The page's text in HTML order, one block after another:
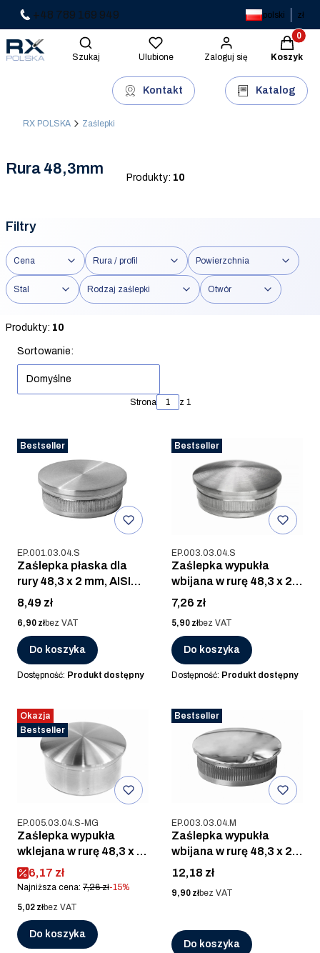
+48 789 169 949 polski zł
Otwórz wyszukiwarkę
Szukaj Ulubione Zaloguj się Koszyk
Kontakt Katalog
RX POLSKA Zaślepki
Rura 48,3mm
Produkty: 10
Filtry
Cena Rura / profil Powierzchnia
Stal Rodzaj zaślepki Otwór
Koniec filtrów
Produkty: 10
Lista produktów
Sortowanie:
Domyślne
Strona z 1
Bestseller
Kod produktu
EP.001.03.04.S
Zaślepka płaska dla
rury 48,3 x 2 mm, AISI
304, SZLIF
Cena
8,49 zł
Cena
6,90 złbez VAT
Do koszyka
Dostępność: Produkt dostępny
Bestseller
Kod produktu
EP.003.03.04.S
Zaślepka wypukła
wbijana w rurę 48,3 x 2.0
mm, AISI 304, SZLIF
Cena
7,26 zł
Cena
5,90 złbez VAT
Do koszyka
Dostępność: Produkt dostępny
Okazja
Bestseller
Kod produktu
EP.005.03.04.S-MG
Zaślepka wypukła
wklejana w rurę 48,3 x 2
mm, AISI 304, SZLIF
Cena promocyjna
6,17 zł
Najniższa cena: 7,26 zł-15%
Cena
5,02 złbez VAT
Do koszyka
Bestseller
Kod produktu
EP.003.03.04.M
Zaślepka wypukła
wbijana w rurę 48,3 x 2
mm, AISI 304, POLER
Cena
12,18 zł
Cena
9,90 złbez VAT
Do koszyka